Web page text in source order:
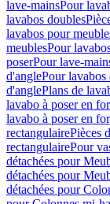
lave-mainsPour
lavabos doubles
lavabos pour
meublesPour
poserPour lave-
d'anglePour lavabos
d'anglePlans de
lavabo à poser en
lavabo à poser en
rectangulairePièces
rectangulairePour
détachées pour
détachées pour
détachées pour